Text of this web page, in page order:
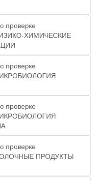
проверке
ХИМИЧЕСКИЕ
проверке
проверке
проверке
МОЛОЧНЫЕ ПРОДУКТЫ